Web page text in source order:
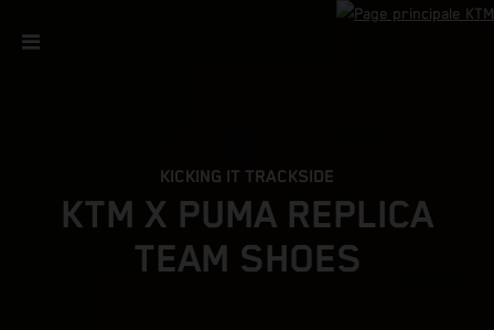
KICKING IT TRACKSIDE
KTM X PUMA REPLICA
TEAM SHOES